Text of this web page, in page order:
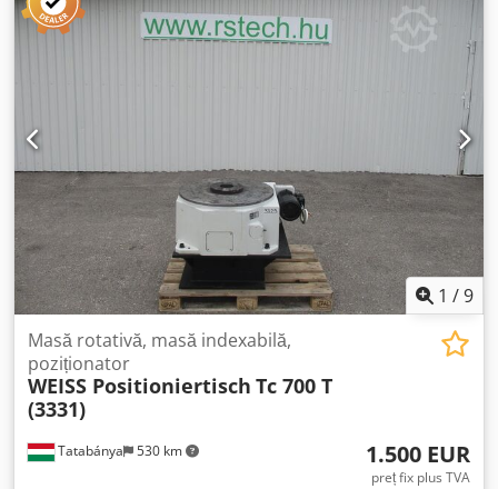
1 /9
Tatabánya 530 km
Masă rotativă, masă indexabilă,
poziționator
WEISS Positioniertisch Tc 700 T
(3331)
1.500 EUR
preț fix plus TVA